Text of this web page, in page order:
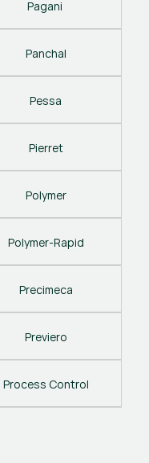
Pagani
Panchal
Pessa
Pierret
Polymer
Polymer-Rapid
Precimeca
Previero
Process Control